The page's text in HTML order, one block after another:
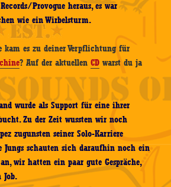
Provogue heraus, es war
wie ein Wirbelsturm.
kam es zu deiner Verpflichtung für
? Auf der aktuellenCD warst du ja
wurde als Support für eine ihrer
Zu der Zeit wussten wir noch
zugunsten seiner Solo-Karriere
Jungs schauten sich daraufhin noch ein
wir hatten ein paar gute Gespräche,